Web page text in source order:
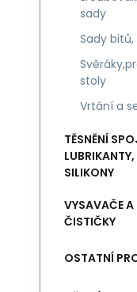
sady
Sady
stoly
Vrtání a
TĚSNĚNÍ
SILIKONY
VYSAVAČE
ČISTIČKY
OSTATNÍ